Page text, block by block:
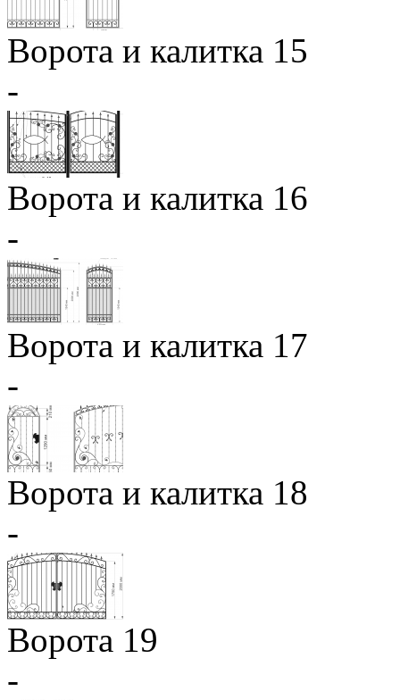
Ворота и калитка 15
-
Ворота и калитка 16
-
Ворота и калитка 17
-
Ворота и калитка 18
-
Ворота 19
-